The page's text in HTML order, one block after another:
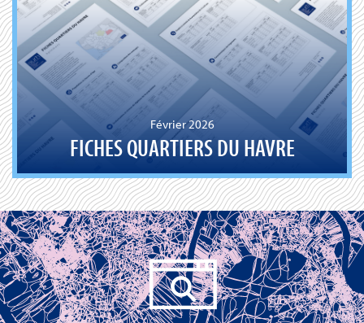
Février 2026
FICHES QUARTIERS DU HAVRE